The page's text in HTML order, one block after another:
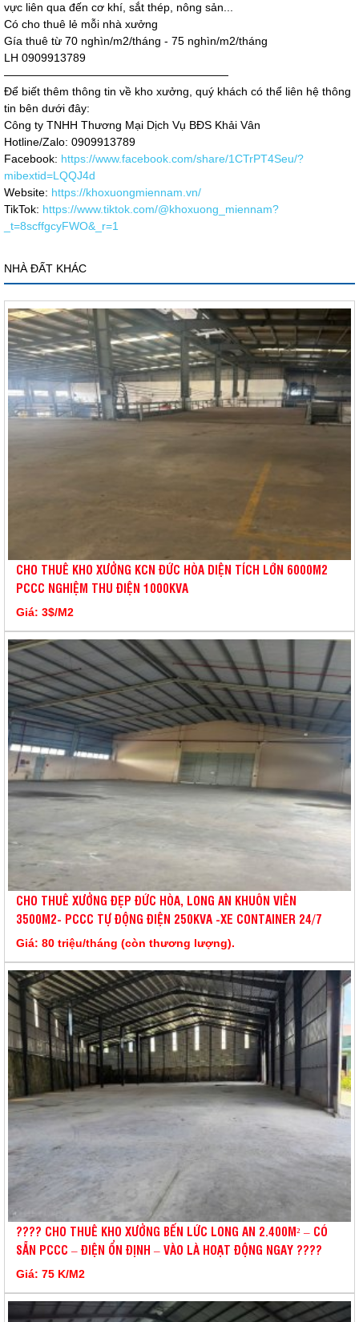
vực liên qua đến cơ khí, sắt thép, nông sản...
Có cho thuê lẻ mỗi nhà xưởng
Gía thuê từ 70 nghìn/m2/tháng - 75 nghìn/m2/tháng
LH 0909913789
————————————————————
Để biết thêm thông tin về kho xưởng, quý khách có thể liên hệ thông
tin bên dưới đây:
Công ty TNHH Thương Mại Dịch Vụ BĐS Khải Vân
Hotline/Zalo: 0909913789
Facebook: https://www.facebook.com/share/1CTrPT4Seu/?
mibextid=LQQJ4d
Website: https://khoxuongmiennam.vn/
TikTok: https://www.tiktok.com/@khoxuong_miennam?
_t=8scffgcyFWO&_r=1
NHÀ ĐẤT KHÁC
CHO THUÊ KHO XƯỞNG KCN ĐỨC HÒA DIỆN TÍCH LỚN 6000M2
PCCC NGHIỆM THU ĐIỆN 1000KVA
Giá: 3$/M2
CHO THUÊ XƯỞNG ĐẸP ĐỨC HÒA, LONG AN KHUÔN VIÊN
3500M2- PCCC TỰ ĐỘNG ĐIỆN 250KVA -XE CONTAINER 24/7
Giá: 80 triệu/tháng (còn thương lượng).
???? CHO THUÊ KHO XƯỞNG BẾN LỨC LONG AN 2.400M² – CÓ
SẴN PCCC – ĐIỆN ỔN ĐỊNH – VÀO LÀ HOẠT ĐỘNG NGAY ????
Giá: 75 K/M2